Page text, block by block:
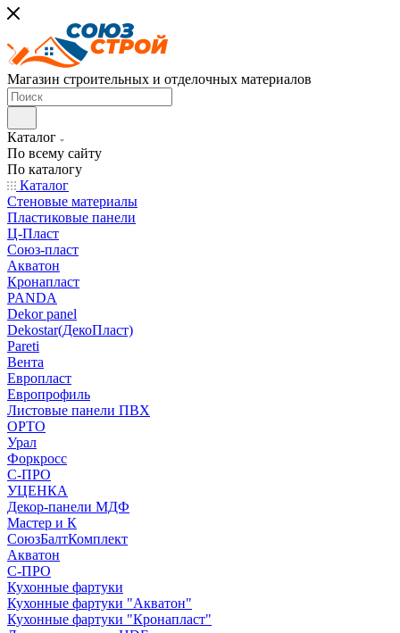
Магазин строительных и отделочных материалов
Каталог
По всему сайту
По каталогу
Каталог
Стеновые материалы
Пластиковые панели
Ц-Пласт
Союз-пласт
Акватон
Кронапласт
PANDA
Dekor panel
Dekostar(ДекоПласт)
Pareti
Вента
Европласт
Европрофиль
Листовые панели ПВХ
ОРТО
Урал
Форкросс
С-ПРО
УЦЕНКА
Декор-панели МДФ
Мастер и К
СоюзБалтКомплект
Акватон
С-ПРО
Кухонные фартуки
Кухонные фартуки "Акватон"
Кухонные фартуки "Кронапласт"